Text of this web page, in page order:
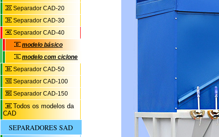
Separador CAD-20
Separador CAD-30
Separador CAD-40
modelo básico
modelo com ciclone
Separador CAD-50
Separador CAD-100
Separador CAD-150
Todos os modelos da
CAD
SEPARADORES SAD